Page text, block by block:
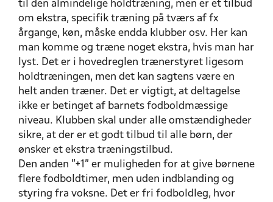
til den almindelige holdtræning, men er et tilbud
om ekstra, specifik træning på tværs af fx
årgange, køn, måske endda klubber osv. Her kan
man komme og træne noget ekstra, hvis man har
lyst. Det er i hovedreglen trænerstyret ligesom
holdtræningen, men det kan sagtens være en
helt anden træner. Det er vigtigt, at deltagelse
ikke er betinget af barnets fodboldmæssige
niveau. Klubben skal under alle omstændigheder
sikre, at der er et godt tilbud til alle børn, der
ønsker et ekstra træningstilbud.
Den anden ”+1” er muligheden for at give børnene
flere fodboldtimer, men uden indblanding og
styring fra voksne. Det er fri fodboldleg, hvor